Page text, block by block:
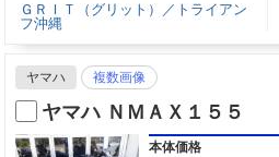
ＧＲＩＴ（グリット）／トライアン
フ沖縄
ヤマハ 複数画像
ヤマハ ＮＭＡＸ１５５
本体価格